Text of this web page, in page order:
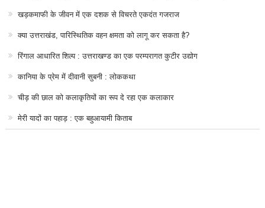
खड़कमाफी के जीवन में एक दशक से विचरते एकदंत गजराज
क्या उत्तराखंड, पारिस्थितिक वहन क्षमता को लागू कर सकता है?
रिंगाल आधारित शिल्प : उत्तराखण्ड का एक परम्परागत कुटीर उद्योग
कानिया के प्रेम में दीवानी सुबनी : लोककथा
चीड़ की छाल को कलाकृतियों का रूप दे रहा एक कलाकार
मेरी यादों का पहाड़ : एक बहुआयामी किताब